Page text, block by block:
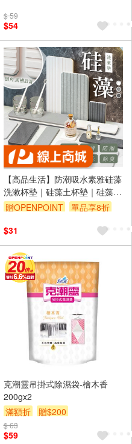
$ 59
$54
【高品生活】防潮吸水素雅硅藻
洗漱杯墊｜硅藻土杯墊｜硅藻土
洗漱墊｜硅藻土皂墊｜杯墊｜珪
贈OPENPOINT
單品享8折
$31
克潮靈吊掛式除濕袋-檜木香
200gx2
滿額折
贈$200
$ 63
$59